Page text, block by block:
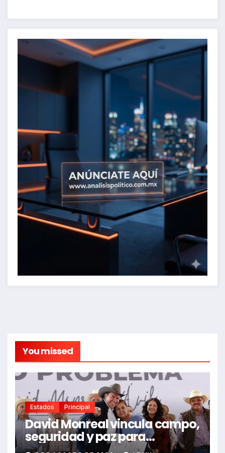
You missed
Estados Principal
David Monreal vincula campo,
seguridad y paz para
Zacatecas